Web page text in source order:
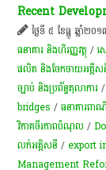
Recent
ថ្ងៃទី ៥ ខែធ្នូ ឆ្នាំ២០
ធនាគារ និងហិរញ្ញវត្ថុ /ស
ផលិត និងចែកចាយអគ្គីស
ច្បាប់ និងប្រព័ន្ធតុលាការ
bridges /ធនាគារ​ពា
វិភាគចីរភាពបំណុល /
លក់អគ្គិសនី / export
Management